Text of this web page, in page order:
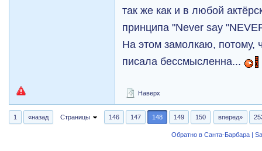
так же как и в любой
принципа "Never say
На этом замолкаю, потому,
писала бессмысленна...
Наверх
1 «назад Страницы 146 147 148 149 150 вперед»
Обратно в Санта-Барбара |